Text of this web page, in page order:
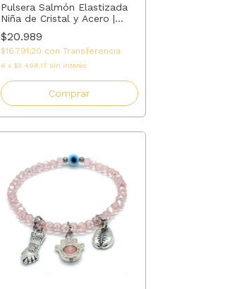
Pulsera Salmón Elastizada
Niña de Cristal y Acero |
Regalo para Mamá, Abuela,
Madrina o Tía | AMALO
$20.989
$16.791,20 con Transferencia
6 x $3.498,17 sin interés
Comprar